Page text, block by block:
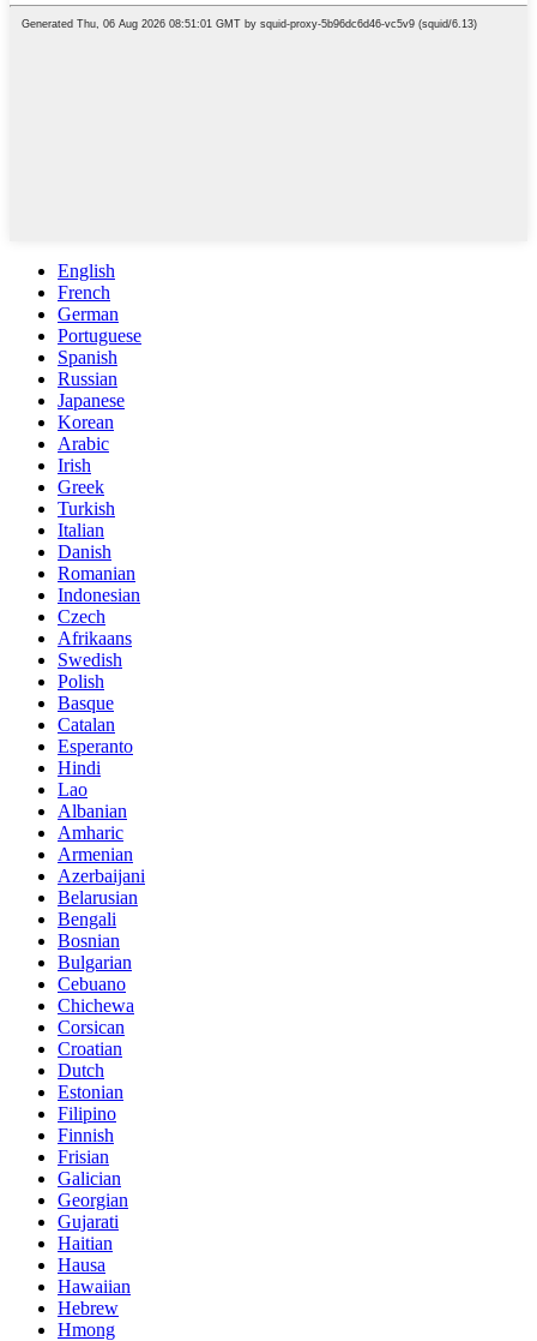
English
French
German
Portuguese
Spanish
Russian
Japanese
Korean
Arabic
Irish
Greek
Turkish
Italian
Danish
Romanian
Indonesian
Czech
Afrikaans
Swedish
Polish
Basque
Catalan
Esperanto
Hindi
Lao
Albanian
Amharic
Armenian
Azerbaijani
Belarusian
Bengali
Bosnian
Bulgarian
Cebuano
Chichewa
Corsican
Croatian
Dutch
Estonian
Filipino
Finnish
Frisian
Galician
Georgian
Gujarati
Haitian
Hausa
Hawaiian
Hebrew
Hmong